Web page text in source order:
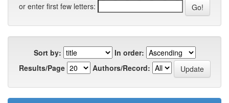
or enter first few letters:
Sort by:
In order:
Results/Page
Authors/Record: